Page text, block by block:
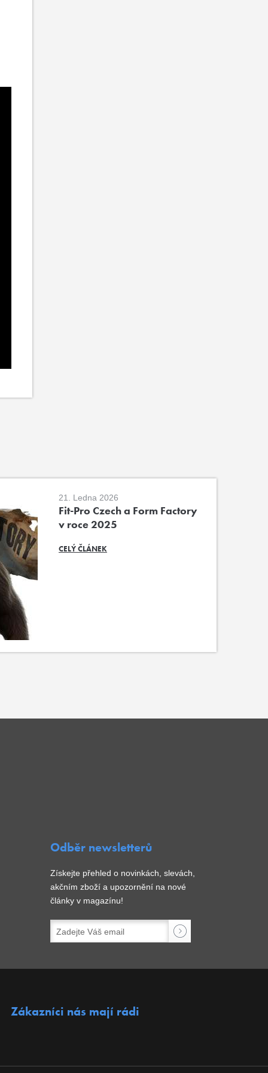
21. Ledna 2026
Fit-Pro Czech a Form Factory
v roce 2025
CELÝ ČLÁNEK
Odběr newsletterů
Získejte přehled o novinkách, slevách,
akčním zboží a upozornění na nové
články v magazínu!
Zákazníci nás mají rádi